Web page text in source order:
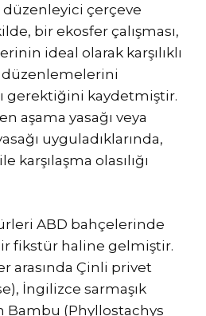
çerçeve
bir ekosfer çalışması,
ideal olarak karşılıklı
gerektiğini kaydetmiştir.
aşama yasağı veya
uyguladıklarında,
karşılaşma olasılığı
ABD bahçelerinde
fikstür haline gelmiştir.
arasında Çinli privet
İngilizce sarmaşık
Bambu (Phyllostachys